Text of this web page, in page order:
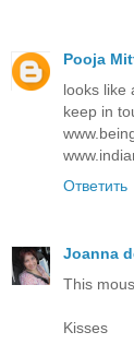
Pooja
looks like
keep in
Ответить
Joanna
This
Kisses